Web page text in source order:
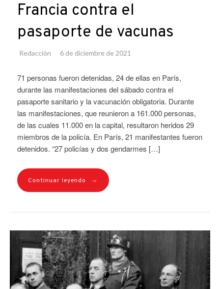
Francia contra el
pasaporte de vacunas
Redacción 6 de diciembre de 2021
71 personas fueron detenidas, 24 de ellas en París,
durante las manifestaciones del sábado contra el
pasaporte sanitario y la vacunación obligatoria. Durante
las manifestaciones, que reunieron a 161.000 personas,
de las cuales 11.000 en la capital, resultaron heridos 29
miembros de la policía. En París, 21 manifestantes fueron
detenidos. “27 policías y dos gendarmes […]
Continuar leyendo →